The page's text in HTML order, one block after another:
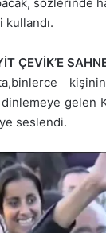
sözlerinde
ÇEVİK’E
kişinin
gelen
seslendi.